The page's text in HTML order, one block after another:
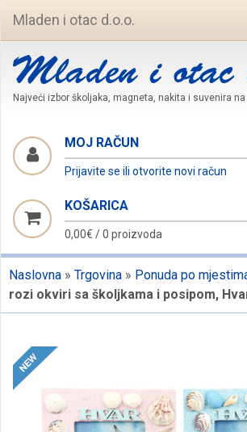
Mladen i otac d.o.o.
Najveći izbor školjaka, magneta, nakita i suvenira
MOJ RAČUN
Prijavite se ili otvorite novi račun
KOŠARICA
0,00€ /0 proizvoda
Naslovna » Trgovina » Ponuda po
rozi okviri sa školjkama i posipom,